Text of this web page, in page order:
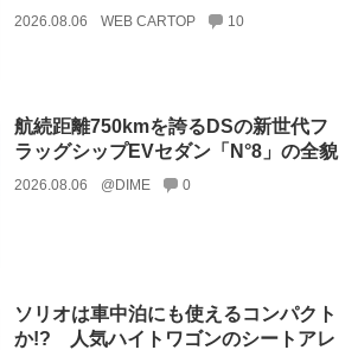
2026.08.06 WEB CARTOP 10
航続距離750kmを誇るDSの新世代フ
ラッグシップEVセダン「N°8」の全貌
2026.08.06 @DIME 0
ソリオは車中泊にも使えるコンパクト
か!? 人気ハイトワゴンのシートアレ